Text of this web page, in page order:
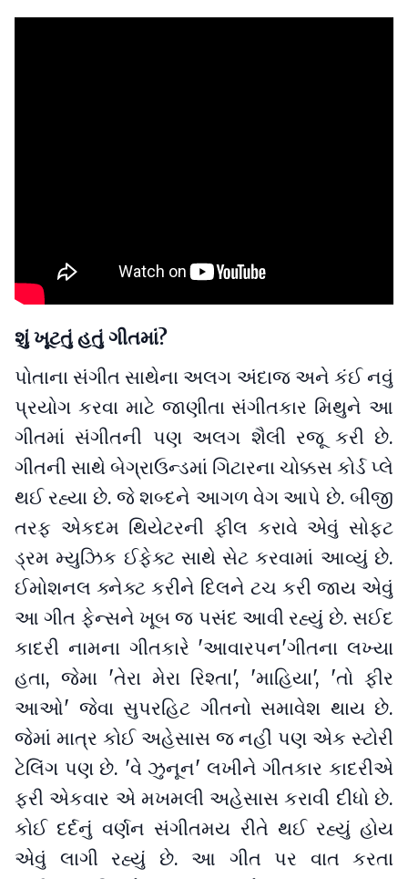
શું ખૂટતું હતું ગીતમાં?
પોતાના સંગીત સાથેના અલગ અંદાજ અને કંઈ નવું
પ્રયોગ કરવા માટે જાણીતા સંગીતકાર મિથુને આ
ગીતમાં સંગીતની પણ અલગ શૈલી રજૂ કરી છે.
ગીતની સાથે બેગ્રાઉન્ડમાં ગિટારના ચોક્કસ કોર્ડ પ્લે
થઈ રહ્યા છે. જે શબ્દને આગળ વેગ આપે છે. બીજી
તરફ એકદમ થિયેટરની ફીલ કરાવે એવું સોફ્ટ
ડ્રમ મ્યુઝિક ઈફેક્ટ સાથે સેટ કરવામાં આવ્યું છે.
ઈમોશનલ ક્નેક્ટ કરીને દિલને ટચ કરી જાય એવું
આ ગીત ફેન્સને ખૂબ જ પસંદ આવી રહ્યું છે. સઈદ
કાદરી નામના ગીતકારે 'આવારપન'ગીતના લખ્યા
હતા, જેમા 'તેરા મેરા રિશ્તા', 'માહિયા', 'તો ફીર
આઓ' જેવા સુપરહિટ ગીતનો સમાવેશ થાય છે.
જેમાં માત્ર કોઈ અહેસાસ જ નહીં પણ એક સ્ટોરી
ટેલિંગ પણ છે. 'વે ઝુનૂન' લખીને ગીતકાર કાદરીએ
ફરી એકવાર એ મખમલી અહેસાસ કરાવી દીધો છે.
કોઈ દર્દનું વર્ણન સંગીતમય રીતે થઈ રહ્યું હોય
એવું લાગી રહ્યું છે. આ ગીત પર વાત કરતા